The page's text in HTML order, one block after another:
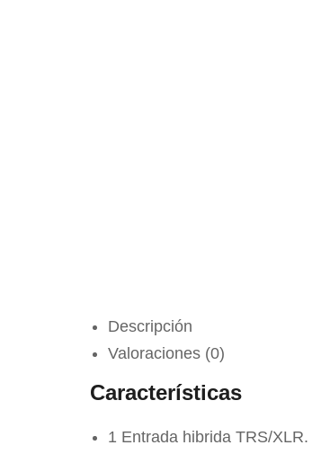
Descripción
Valoraciones (0)
Características
1 Entrada hibrida TRS/XLR.